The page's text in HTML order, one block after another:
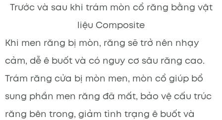
Trước và sau khi trám mòn cổ răng bằng vật
liệu Composite
Khi men răng bị mòn, răng sẽ trở nên nhạy
cảm, dễ ê buốt và có nguy cơ sâu răng cao.
Trám răng cửa bị mòn men, mòn cổ giúp bổ
sung phần men răng đã mất, bảo vệ cấu trúc
răng bên trong, giảm tình trạng ê buốt và